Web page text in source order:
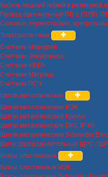
Кабель медный гибкий в
Провод одножильный ПВ-1 (ПУВ),
Силовые, термостойкие,
Электросчетчики
Счетчики Меркурий
Счетчики Энергомера
Счетчики НЕВА
Счетчики Матрица
Счетчики ПСЧ
Щитки металлические
Щитки металлические ИЭК
Щитки металлические Кронус
Щитки металлические DKC IP-65
Щитки металлические Schneider
Щиты распределительные ЩРС / ЩР
Боксы пластиковые
Боксы пластиковые ИЭК